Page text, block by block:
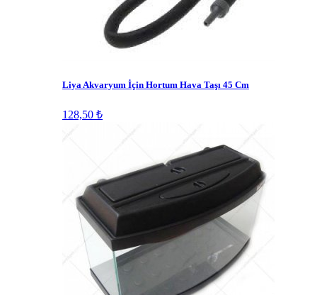
Liya Akvaryum İçin Hortum Hava Taşı 45 Cm
128,50 ₺